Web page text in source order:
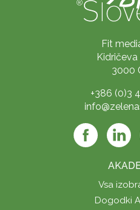
Fit
Kidričeva
3000
+386 (0)3
Vsa
Dogodki